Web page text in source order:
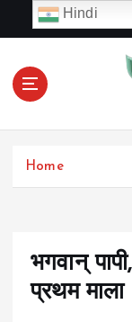
c
Home
भगवान्
प्रथम
Hindi